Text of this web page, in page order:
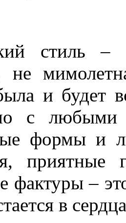
стиль
не
и будет
с
формы и
приятные
фактуры –
в